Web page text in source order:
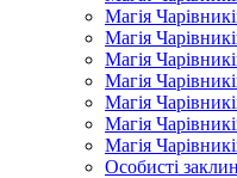
Магія
Магія
Магія
Магія
Магія
Магія
Магія
Особисті